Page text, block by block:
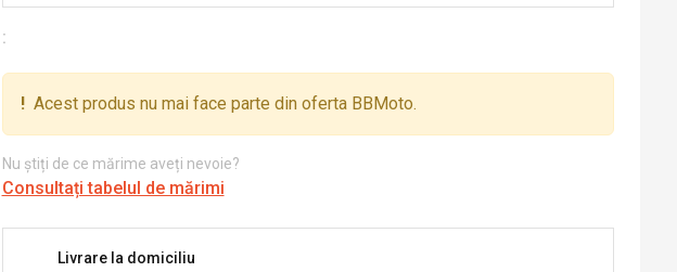
:
! Acest produs nu mai face parte din oferta BBMoto.
Nu știți de ce mărime aveți nevoie?
Consultați tabelul de mărimi
Livrare la domiciliu